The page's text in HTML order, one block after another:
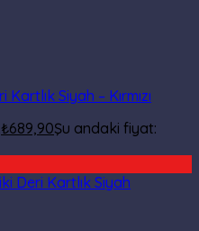
Siyah – Kırmızı
₺689,90Şu andaki fiyat: